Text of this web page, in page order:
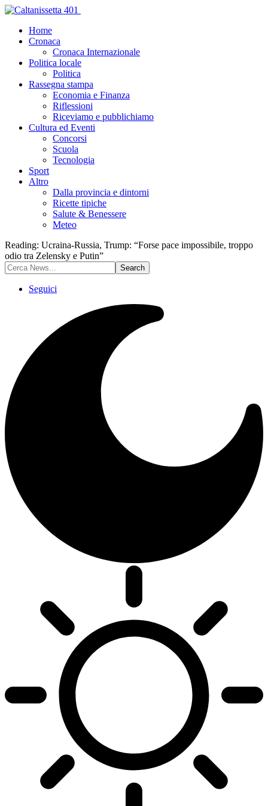
Home
Cronaca
Cronaca Internazionale
Politica locale
Politica
Rassegna stampa
Economia e Finanza
Riflessioni
Riceviamo e pubblichiamo
Cultura ed Eventi
Concorsi
Scuola
Tecnologia
Sport
Altro
Dalla provincia e dintorni
Ricette tipiche
Salute & Benessere
Meteo
Reading: Ucraina-Russia, Trump: “Forse pace impossibile, troppo
odio tra Zelensky e Putin”
Seguici